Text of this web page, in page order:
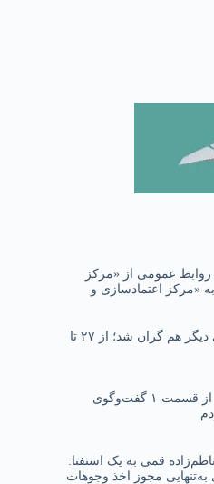
عمومی از «مرکز
«مرکز اعتمادسازی و
چند قلم داروی دیگر هم گران شد؛ از ۲۷ تا
۶ نکته‌ی کوتاه از قسمت ۱ گفت‌وگوی
قمی به یک استفتا:
مجوز اخذ وجوهات